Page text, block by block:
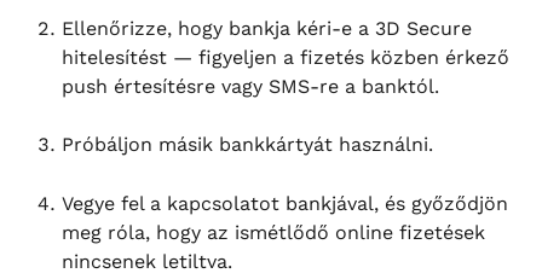
Ellenőrizze, hogy bankja kéri-e a 3D Secure
hitelesítést — figyeljen a fizetés közben érkező
push értesítésre vagy SMS-re a banktól.
Próbáljon másik bankkártyát használni.
Vegye fel a kapcsolatot bankjával, és győződjön
meg róla, hogy az ismétlődő online fizetések
nincsenek letiltva.